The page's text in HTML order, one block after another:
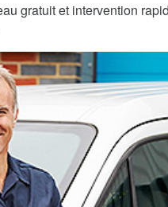
gratuit et intervention